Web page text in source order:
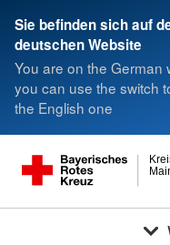
Sie befinden sich auf
deutschen Website
You are on the German
you can use the switch
the English one